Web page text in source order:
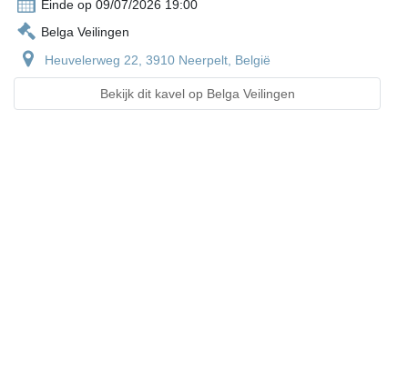
Einde op 09/07/2026 19:00
Belga Veilingen
Heuvelerweg 22, 3910 Neerpelt, België
Bekijk dit kavel op Belga Veilingen